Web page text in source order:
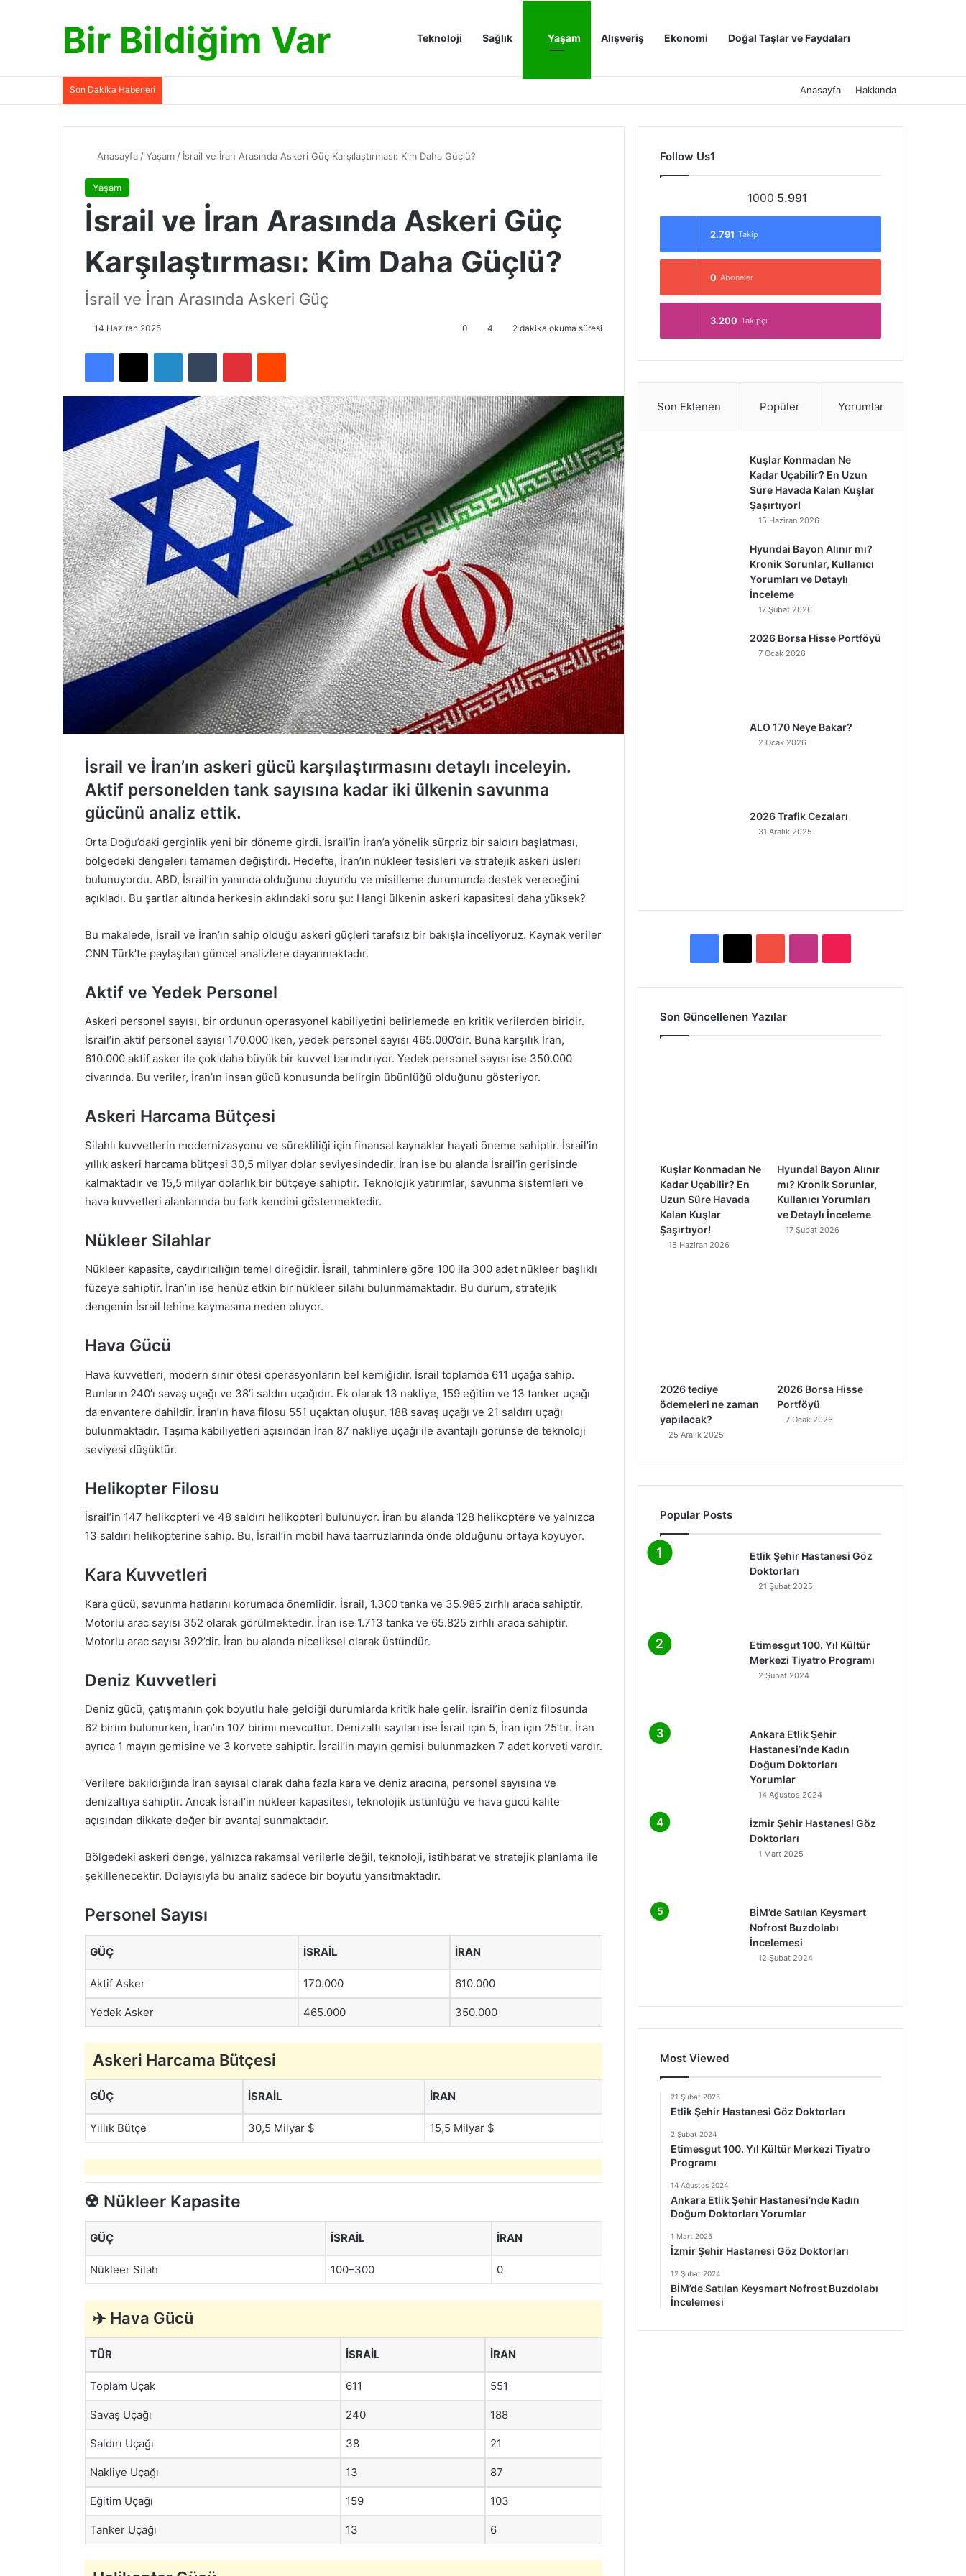
Bir Bildiğim Var Anasayfa
Teknoloji Sağlık Yaşam Alışveriş Ekonomi Doğal Taşlar ve Faydaları
Son Dakika Haberleri Anasayfa Hakkında
Anasayfa /Yaşam / İsrail ve İran Arasında Askeri Güç Karşılaştırması: Kim Daha Güçlü?
Yaşam
İsrail ve İran Arasında Askeri Güç
Karşılaştırması: Kim Daha Güçlü?
İsrail ve İran Arasında Askeri Güç
14 Haziran 2025 0 4 2 dakika okuma süresi
İsrail ve İran’ın askeri gücü karşılaştırmasını detaylı inceleyin.
Aktif personelden tank sayısına kadar iki ülkenin savunma
gücünü analiz ettik.
Orta Doğu’daki gerginlik yeni bir döneme girdi. İsrail’in İran’a yönelik sürpriz bir saldırı başlatması,
bölgedeki dengeleri tamamen değiştirdi. Hedefte, İran’ın nükleer tesisleri ve stratejik askeri üsleri
bulunuyordu. ABD, İsrail’in yanında olduğunu duyurdu ve misilleme durumunda destek vereceğini
açıkladı. Bu şartlar altında herkesin aklındaki soru şu: Hangi ülkenin askeri kapasitesi daha yüksek?
Bu makalede, İsrail ve İran’ın sahip olduğu askeri güçleri tarafsız bir bakışla inceliyoruz. Kaynak veriler
CNN Türk’te paylaşılan güncel analizlere dayanmaktadır.
Aktif ve Yedek Personel
Askeri personel sayısı, bir ordunun operasyonel kabiliyetini belirlemede en kritik verilerden biridir.
İsrail’in aktif personel sayısı 170.000 iken, yedek personel sayısı 465.000’dir. Buna karşılık İran,
610.000 aktif asker ile çok daha büyük bir kuvvet barındırıyor. Yedek personel sayısı ise 350.000
civarında. Bu veriler, İran’ın insan gücü konusunda belirgin übünlüğü olduğunu gösteriyor.
Askeri Harcama Bütçesi
Silahlı kuvvetlerin modernizasyonu ve sürekliliği için finansal kaynaklar hayati öneme sahiptir. İsrail’in
yıllık askeri harcama bütçesi 30,5 milyar dolar seviyesindedir. İran ise bu alanda İsrail’in gerisinde
kalmaktadır ve 15,5 milyar dolarlık bir bütçeye sahiptir. Teknolojik yatırımlar, savunma sistemleri ve
hava kuvvetleri alanlarında bu fark kendini göstermektedir.
Nükleer Silahlar
Nükleer kapasite, caydırıcılığın temel direğidir. İsrail, tahminlere göre 100 ila 300 adet nükleer başlıklı
füzeye sahiptir. İran’ın ise henüz etkin bir nükleer silahı bulunmamaktadır. Bu durum, stratejik
dengenin İsrail lehine kaymasına neden oluyor.
Hava Gücü
Hava kuvvetleri, modern sınır ötesi operasyonların bel kemiğidir. İsrail toplamda 611 uçağa sahip.
Bunların 240’ı savaş uçağı ve 38’i saldırı uçağıdır. Ek olarak 13 nakliye, 159 eğitim ve 13 tanker uçağı
da envantere dahildir. İran’ın hava filosu 551 uçaktan oluşur. 188 savaş uçağı ve 21 saldırı uçağı
bulunmaktadır. Taşıma kabiliyetleri açısından İran 87 nakliye uçağı ile avantajlı görünse de teknoloji
seviyesi düşüktür.
Helikopter Filosu
İsrail’in 147 helikopteri ve 48 saldırı helikopteri bulunuyor. İran bu alanda 128 helikoptere ve yalnızca
13 saldırı helikopterine sahip. Bu, İsrail’in mobil hava taarruzlarında önde olduğunu ortaya koyuyor.
Kara Kuvvetleri
Kara gücü, savunma hatlarını korumada önemlidir. İsrail, 1.300 tanka ve 35.985 zırhlı araca sahiptir.
Motorlu arac sayısı 352 olarak görülmektedir. İran ise 1.713 tanka ve 65.825 zırhlı araca sahiptir.
Motorlu arac sayısı 392’dir. İran bu alanda niceliksel olarak üstündür.
Deniz Kuvvetleri
Deniz gücü, çatışmanın çok boyutlu hale geldiği durumlarda kritik hale gelir. İsrail’in deniz filosunda
62 birim bulunurken, İran’ın 107 birimi mevcuttur. Denizaltı sayıları ise İsrail için 5, İran için 25’tir. İran
ayrıca 1 mayın gemisine ve 3 korvete sahiptir. İsrail’in mayın gemisi bulunmazken 7 adet korveti vardır.
Verilere bakıldığında İran sayısal olarak daha fazla kara ve deniz aracına, personel sayısına ve
denizaltıya sahiptir. Ancak İsrail’in nükleer kapasitesi, teknolojik üstünlüğü ve hava gücü kalite
açısından dikkate değer bir avantaj sunmaktadır.
Bölgedeki askeri denge, yalnızca rakamsal verilerle değil, teknoloji, istihbarat ve stratejik planlama ile
şekillenecektir. Dolayısıyla bu analiz sadece bir boyutu yansıtmaktadır.
Personel Sayısı
GÜÇ İSRAIL İRAN
Aktif Asker 170.000 610.000
Yedek Asker 465.000 350.000
Askeri Harcama Bütçesi
GÜÇ İSRAIL İRAN
Yıllık Bütçe 30,5 Milyar $ 15,5 Milyar $
☢️ Nükleer Kapasite
GÜÇ İSRAIL İRAN
Nükleer Silah 100–300 0
✈️ Hava Gücü
TÜR İSRAIL İRAN
Toplam Uçak 611 551
Savaş Uçağı 240 188
Saldırı Uçağı 38 21
Nakliye Uçağı 13 87
Eğitim Uçağı 159 103
Tanker Uçağı 13 6
Follow Us1
1000 5.991
2.791 Takip
0 Aboneler
3.200 Takipçi
Son Eklenen Popüler Yorumlar
Kuşlar Konmadan Ne
Kadar Uçabilir? En Uzun
Süre Havada Kalan Kuşlar
Şaşırtıyor!
15 Haziran 2026
Hyundai Bayon Alınır mı?
Kronik Sorunlar, Kullanıcı
Yorumları ve Detaylı
İnceleme
17 Şubat 2026
2026 Borsa Hisse Portföyü
7 Ocak 2026
ALO 170 Neye Bakar?
2 Ocak 2026
2026 Trafik Cezaları
31 Aralık 2025
e
T
t
T
Son Güncellenen Yazılar
Kuşlar Konmadan Ne
Kadar Uçabilir? En
Uzun Süre Havada
Kalan Kuşlar
Şaşırtıyor!
15 Haziran 2026
Hyundai Bayon Alınır
mı? Kronik Sorunlar,
Kullanıcı Yorumları
ve Detaylı İnceleme
17 Şubat 2026
2026 tediye
ödemeleri ne zaman
yapılacak?
25 Aralık 2025
2026 Borsa Hisse
Portföyü
7 Ocak 2026
Popular Posts
Etlik Şehir Hastanesi Göz
Doktorları
21 Şubat 2025
Etimesgut 100. Yıl Kültür
Merkezi Tiyatro Programı
2 Şubat 2024
Ankara Etlik Şehir
Hastanesi’nde Kadın
Doğum Doktorları
Yorumlar
14 Ağustos 2024
İzmir Şehir Hastanesi Göz
Doktorları
1 Mart 2025
BİM’de Satılan Keysmart
Nofrost Buzdolabı
İncelemesi
12 Şubat 2024
Most Viewed
21 Şubat 2025
Etlik Şehir Hastanesi Göz Doktorları
2 Şubat 2024
Etimesgut 100. Yıl Kültür Merkezi Tiyatro
Programı
14 Ağustos 2024
Ankara Etlik Şehir Hastanesi’nde Kadın
Doğum Doktorları Yorumlar
1 Mart 2025
İzmir Şehir Hastanesi Göz Doktorları
12 Şubat 2024
BİM’de Satılan Keysmart Nofrost Buzdolabı
İncelemesi